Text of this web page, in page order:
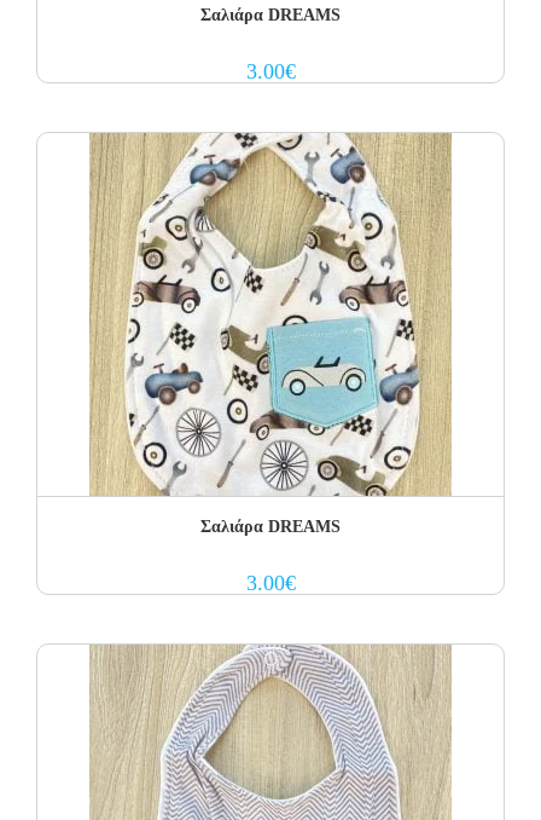
Σαλιάρα DREAMS
3.00€
Σαλιάρα DREAMS
3.00€